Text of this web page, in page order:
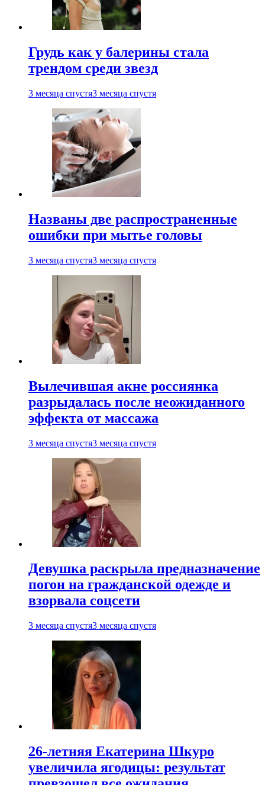
Грудь как у балерины стала
трендом среди звезд
3 месяца спустя3 месяца спустя
Названы две распространенные
ошибки при мытье головы
3 месяца спустя3 месяца спустя
Вылечившая акне россиянка
разрыдалась после неожиданного
эффекта от массажа
3 месяца спустя3 месяца спустя
Девушка раскрыла предназначение
погон на гражданской одежде и
взорвала соцсети
3 месяца спустя3 месяца спустя
26-летняя Екатерина Шкуро
увеличила ягодицы: результат